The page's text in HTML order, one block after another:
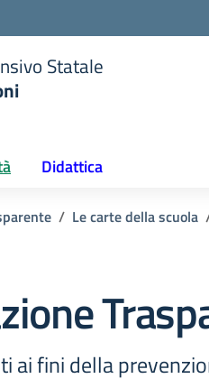
Statale
Didattica
Le carte della scuola
ai fini della